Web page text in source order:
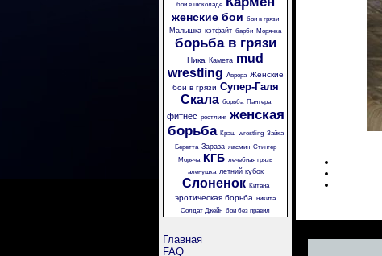
бои в шоколаде
женские бои бои в грязи
Малышка кэтфайт барби Морячка
борьба в грязи
Ника Камета mud
wrestling Аврора Женские
бои в грязи Супер-Галя
Скала борьба Пантера
фитнес рестлинг женская
борьба
Крэш wrestling Зайка
Беретта Зараза жасмин Стингер
Моряча КГБ лечебная грязь
аленушка летний кубок
Слоненок Китана
эротическая борьба никита
Солдат Джейн бои без правил
Главная
FAQ